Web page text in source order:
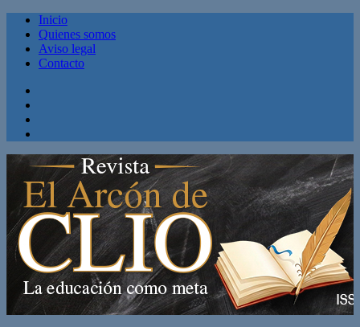
Inicio
Quienes somos
Aviso legal
Contacto